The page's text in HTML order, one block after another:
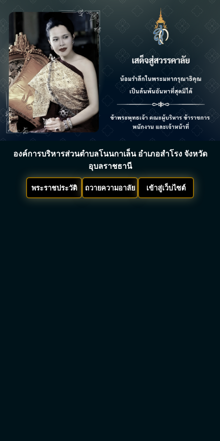
องค์การบริหารส่วนตำบลโนนกาเล็น อำเภอสำโรง จังหวัด
อุบลราชธานี
พระราชประวัติ ถวายความอาลัย เข้าสู่เว็บไซต์